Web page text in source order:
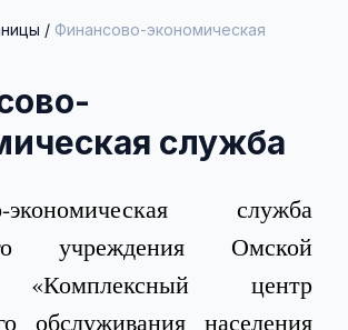
/ Финансово-экономическая
служба
экономическая служба
учреждения Омской
«Комплексный центр
обслуживания населения